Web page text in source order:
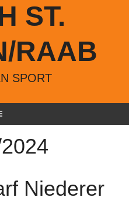
ST.
RAAB
SPORT
Niederer